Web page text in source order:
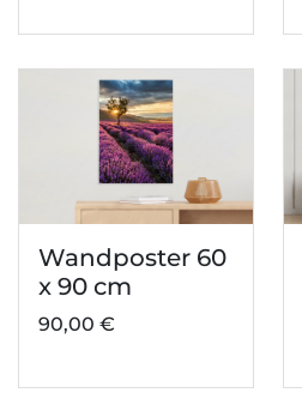
Wandposter 60
x 90 cm
90,00 €